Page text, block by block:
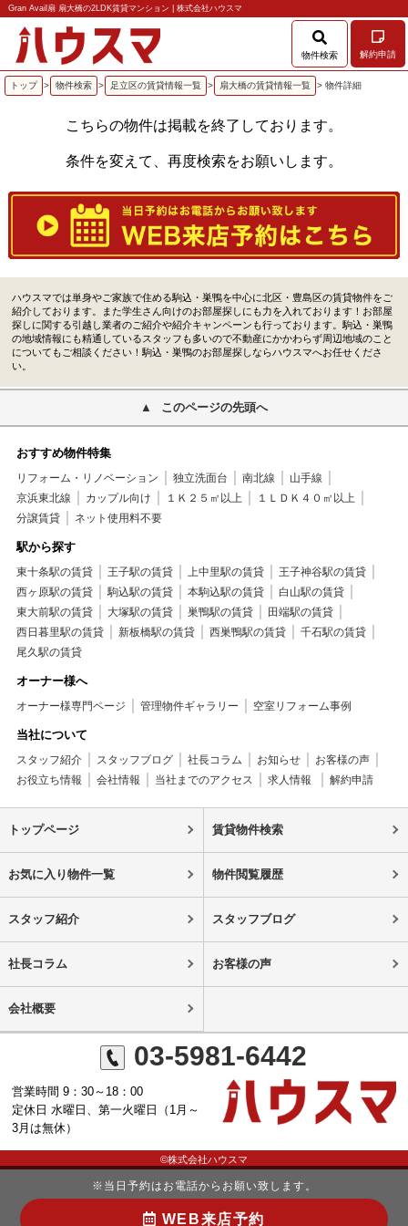
Gran Avail扇 扇大橋の2LDK賃貸マンション | 株式会社ハウスマ
物件検索 解約申請
トップ > 物件検索 > 足立区の賃貸情報一覧 > 扇大橋の賃貸情報一覧 > 物件詳細
こちらの物件は掲載を終了しております。
条件を変えて、再度検索をお願いします。
ハウスマでは単身やご家族で住める駒込・巣鴨を中心に北区・豊島区の賃貸物件をご
紹介しております。また学生さん向けのお部屋探しにも力を入れております！お部屋
探しに関する引越し業者のご紹介や紹介キャンペーンも行っております。駒込・巣鴨
の地域情報にも精通しているスタッフも多いので不動産にかかわらず周辺地域のこと
についてもご相談ください！駒込・巣鴨のお部屋探しならハウスマへお任せくださ
い。
このページの先頭へ
おすすめ物件特集
リフォーム・リノベーション 独立洗面台 南北線
山手線
京浜東北線
カップル向け １Ｋ２５㎡以上
１ＬＤＫ４０㎡以上
分譲賃貸
ネット使用料不要
駅から探す
東十条駅の賃貸 王子駅の賃貸 上中里駅の賃貸
王子神谷駅の賃貸
西ヶ原駅の賃貸
駒込駅の賃貸 本駒込駅の賃貸
白山駅の賃貸
東大前駅の賃貸
大塚駅の賃貸 巣鴨駅の賃貸
田端駅の賃貸
西日暮里駅の賃貸
新板橋駅の賃貸 西巣鴨駅の賃貸
千石駅の賃貸
尾久駅の賃貸
オーナー様へ
オーナー様専門ページ 管理物件ギャラリー 空室リフォーム事例
当社について
スタッフ紹介 スタッフブログ 社長コラム お知らせ
お客様の声
お役立ち情報
会社情報 当社までのアクセス 求人情報 解約申請
トップページ 賃貸物件検索
お気に入り物件一覧 物件閲覧履歴
スタッフ紹介 スタッフブログ
社長コラム お客様の声
会社概要
03-5981-6442
営業時間 9：30～18：00
定休日 水曜日、第一火曜日（1月～
3月は無休）
©株式会社ハウスマ
※当日予約はお電話からお願い致します。
WEB来店予約